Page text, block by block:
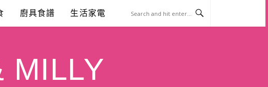
廚具食譜 生活家電
MILLY